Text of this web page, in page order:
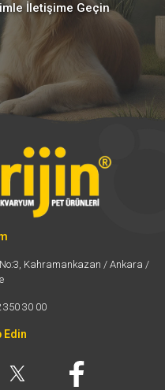
İletişime Geçin
Kahramankazan / Ankara /
350 30 00
Edin